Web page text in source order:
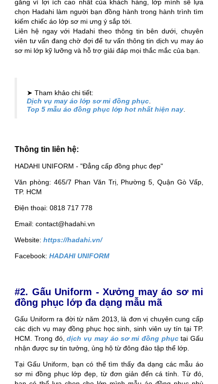
gắng vì lợi ích cao nhất của khách hàng, lớp mình sẽ lựa
chọn Hadahi làm người bạn đồng hành trong hành trình tìm
kiếm chiếc áo lớp sơ mi ưng ý sắp tới.
Liên hệ ngay với Hadahi theo thông tin bên dưới, chuyên
viên tư vấn đang chờ đợi để tư vấn thông tin dịch vụ may áo
sơ mi lớp kỹ lưỡng và hỗ trợ giải đáp mọi thắc mắc của bạn.
➤ Tham khảo chi tiết:
Dịch vụ may áo lớp sơ mi đồng phục
Top 5 mẫu áo đồng phục lớp hot nhất hiện nay
Thông tin liên hệ:
HADAHI UNIFORM - "Đẳng cấp đồng phục đẹp"
Văn phòng: 465/7 Phan Văn Trị, Phường 5, Quận Gò Vấp,
TP. HCM
Điện thoại: 0818 717 778
Email: contact@hadahi.vn
Website: https://hadahi.vn/
Facebook: HADAHI UNIFORM
#2. Gấu Uniform - Xưởng may áo sơ mi
đồng phục lớp đa dạng mẫu mã
Gấu Uniform ra đời từ năm 2013, là đơn vị chuyên cung cấp
các dịch vụ may đồng phục học sinh, sinh viên uy tín tại TP.
HCM. Trong đó,dịch vụ may áo sơ mi đồng phụctại Gấu
nhận được sự tin tưởng, ủng hộ từ đông đảo tập thể lớp.
Tại Gấu Uniform, bạn có thể tìm thấy đa dạng các mẫu áo
sơ mi đồng phục lớp đẹp, từ đơn giản đến cá tính. Từ đó,